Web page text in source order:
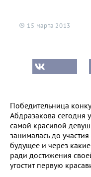
15 марта 2013
Победительница
Абдразакова сегодня
самой красивой
занималась до
будущее и через
ради достижения
угостит первую